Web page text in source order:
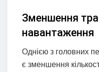
Зменшення
навантаження
Однією з головних
є зменшення